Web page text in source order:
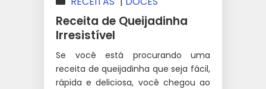
Receita de Queijadinha
Irresistível
Se você está procurando uma
receita de queijadinha que seja fácil,
rápida e deliciosa, você chegou ao